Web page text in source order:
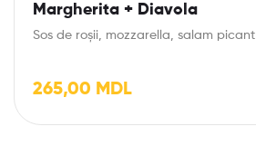
Margherita + Diavola
Sos de roșii, mozzarella, salam picant
265,00 MDL